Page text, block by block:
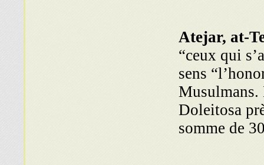
Atejar, at-
“ceux qui
sens
Musulmans.
Doleitosa
somme de